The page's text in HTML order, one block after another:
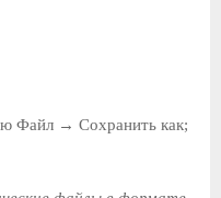
Файл → Сохранить как;